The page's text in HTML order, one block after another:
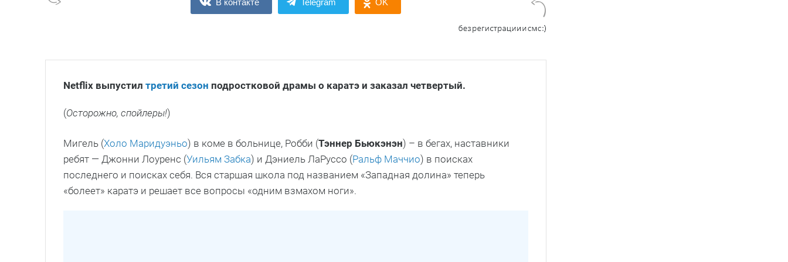
В контакте Telegram OK
Netflix выпустил третий сезон подростковой драмы о каратэ и заказал четвертый.
(Осторожно, спойлеры!)
Мигель (Холо Маридуэньо) в коме в больнице, Робби (Тэннер Бьюкэнэн) – в бегах, наставники
ребят — Джонни Лоуренс (Уильям Забка) и Дэниель ЛаРуссо (Ральф Маччио) в поисках
последнего и поисках себя. Вся старшая школа под названием «Западная долина» теперь
«болеет» каратэ и решает все вопросы «одним взмахом ноги».